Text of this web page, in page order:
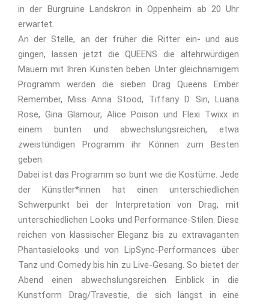
in der Burgruine Landskron in Oppenheim ab 20 Uhr
erwartet.
An der Stelle, an der früher die Ritter ein- und aus
gingen, lassen jetzt die QUEENS die altehrwürdigen
Mauern mit Ihren Künsten beben. Unter gleichnamigem
Programm werden die sieben Drag Queens Ember
Remember, Miss Anna Stood, Tiffany D. Sin, Luana
Rose, Gina Glamour, Alice Poison und Flexi Twixx in
einem bunten und abwechslungsreichen, etwa
zweistündigen Programm ihr Können zum Besten
geben.
Dabei ist das Programm so bunt wie die Kostüme. Jede
der Künstler*innen hat einen unterschiedlichen
Schwerpunkt bei der Interpretation von Drag, mit
unterschiedlichen Looks und Performance-Stilen. Diese
reichen von klassischer Eleganz bis zu extravaganten
Phantasielooks und von LipSync-Performances über
Tanz und Comedy bis hin zu Live-Gesang. So bietet der
Abend einen abwechslungsreichen Einblick in die
Kunstform Drag/Travestie, die sich längst in eine